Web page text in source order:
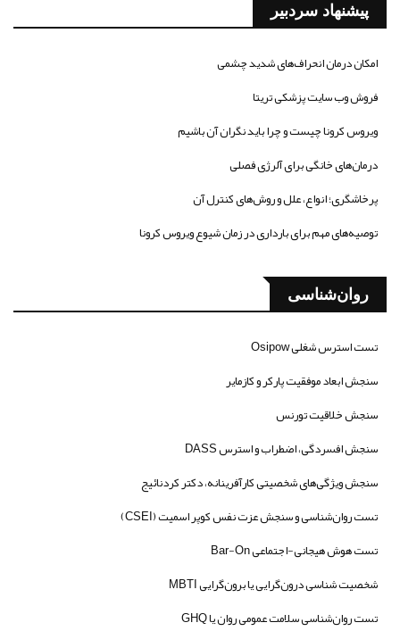
پیشنهاد سردبیر
امکان درمان انحراف‌های شدید چشمی
فروش وب سایت پزشکی تریتا
ویروس کرونا چیست و چرا باید نگران آن باشیم
درمان‌های خانگی برای آلرژی فصلی
پرخاشگری؛ انواع، علل و روش‌های کنترل آن
توصیه‌های مهم برای بارداری در زمان شیوع ویروس کرونا
روان‌شناسی
تست استرس شغلی Osipow
سنجش ابعاد موفقیت پارکر و کازمایر
سنجش خلاقیت تورنس
سنجش افسردگی، اضطراب و استرس DASS
سنجش ویژگی‌های شخصیتی کارآفرینانه، دکتر کردنائیج
تست روان‌شناسی و سنجش عزت نفس کوپر اسمیت (CSEI)
تست هوش هیجانی-اجتماعی Bar-On
شخصیت شناسی درون‌گرایی یا برون‌گرایی MBTI
تست روان‌شناسی سلامت عمومی روان یا GHQ